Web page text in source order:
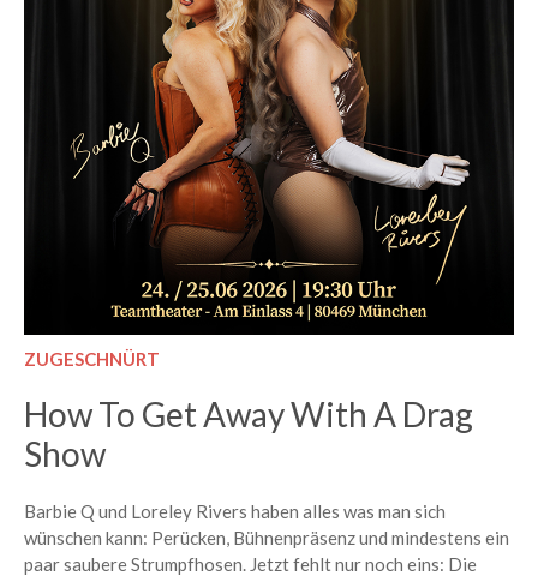
ZUGESCHNÜRT
How To Get Away With A Drag
Show
Barbie Q und Loreley Rivers haben alles was man sich
wünschen kann: Perücken, Bühnenpräsenz und mindestens ein
paar saubere Strumpfhosen. Jetzt fehlt nur noch eins: Die